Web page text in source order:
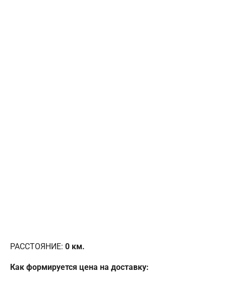
РАССТОЯНИЕ: 0 км.
Как формируется цена на доставку: